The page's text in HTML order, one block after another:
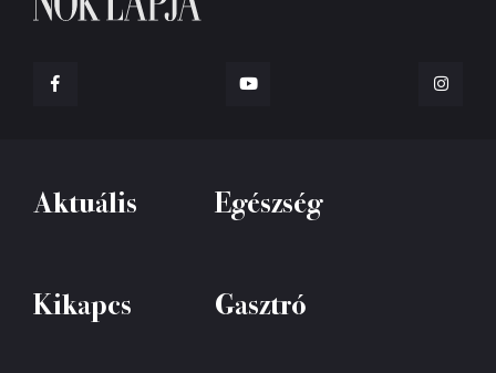
Aktuális Egészség
Kikapcs Gasztró